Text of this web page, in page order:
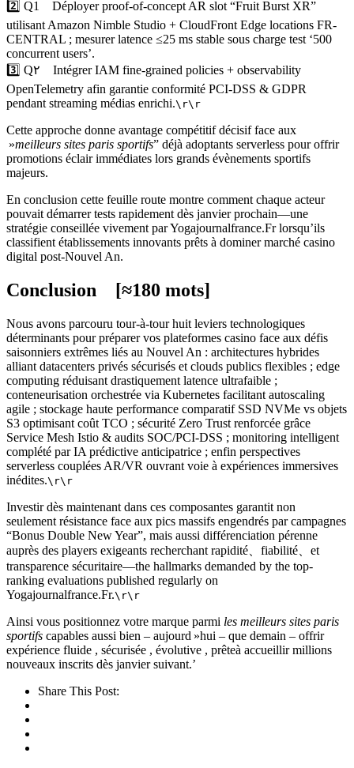
2️⃣ Q1 Déployer proof-of-concept AR slot “Fruit Burst XR”
utilisant Amazon Nimble Studio + CloudFront Edge locations FR-
CENTRAL ; mesurer latence ≤25 ms stable sous charge test ‘500
concurrent users’.
3️⃣ Q۲ Intégrer IAM fine-grained policies + observability
OpenTelemetry afin garantie conformité PCI-DSS & GDPR
pendant streaming médias enrichi.\r\r
Cette approche donne avantage compétitif décisif face aux
»meilleurs sites paris sportifs” déjà adoptants serverless pour offrir
promotions éclair immédiates lors grands évènements sportifs
majeurs.
En conclusion cette feuille route montre comment chaque acteur
pouvait démarrer tests rapidement dès janvier prochain—une
stratégie conseillée vivement par Yogajournalfrance.Fr lorsqu’ils
classifient établissements innovants prêts à dominer marché casino
digital post-Nouvel An.
Conclusion [≈180 mots]
Nous avons parcouru tour-à-tour huit leviers technologiques
déterminants pour préparer vos plateformes casino face aux défis
saisonniers extrêmes liés au Nouvel An : architectures hybrides
alliant data­centers privés sécurisés et clouds publics flexibles ; edge
computing réduisant drastiquement latence ultra­faible ;
conteneurisation orchestrée via Kubernetes facilitant auto­scaling
agile ; stockage haute performance comparatif SSD NVMe vs objets
S3 optimisant coût TCO ; sécurité Zero Trust renforcée grâce
Service Mesh Istio & audits SOC/PCI-DSS ; monitoring intelligent
complété par IA prédictive anticipatrice ; enfin perspectives
serverless couplées AR/VR ouvrant voie à expériences immersives
inédites.\r\r
Investir dès maintenant dans ces composantes garantit non
seulement résistance face aux pics massifs engendrés par campagnes
“Bonus Double New Year”, mais aussi différenciation pérenne
auprès des players exigeants recherchant rapidité、fiabilité、et
transparence sécuritaire—the hallmarks demanded by the top-
ranking evaluations published regularly on
Yogajournalfrance.Fr.\r\r
Ainsi vous positionnez votre marque parmi les meilleurs sites paris
sportifs capables aussi bien – aujourd »hui – que demain – offrir
expérience fluide , sécurisée , évolutive , prêteà accueillir millions
nouveaux inscrits dès janvier suivant.’
Share This Post: